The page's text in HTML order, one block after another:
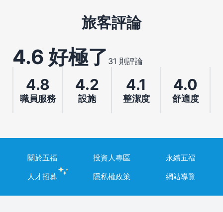
旅客評論
4.6 好極了 31 則評論
4.8
職員服務
4.2
設施
4.1
整潔度
4.0
舒適度
關於五福 投資人專區
永續五福
人才招募
隱私權政策 網站導覽